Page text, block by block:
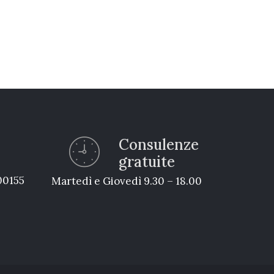
Consulenze
gratuite
Martedì e Giovedì 9.30 – 18.00